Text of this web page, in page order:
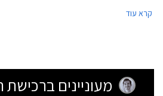
קרא עוד
מעוניינים